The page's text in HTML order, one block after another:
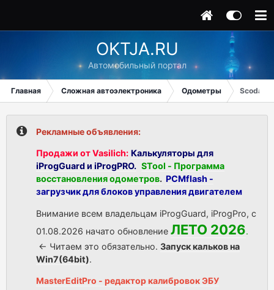
OKTJA.RU
Автомобильный портал
Главная Сложная автоэлектроника Одометры Scoda
Рекламные объявления:
Продажи от Vasilich: Калькуляторы для
iProgGuard и iProgPRO. STool - Программа
восстановления одометров. PCMflash -
загрузчик для блоков управления двигателем
Внимание всем владельцам iProgGuard, iProgPro, с
01.08.2026 начато обновление ЛЕТО 2026.
<- Читаем это обязательно. Запуск кальков на
Win7(64bit).
MasterEditPro - редактор калибровок ЭБУ